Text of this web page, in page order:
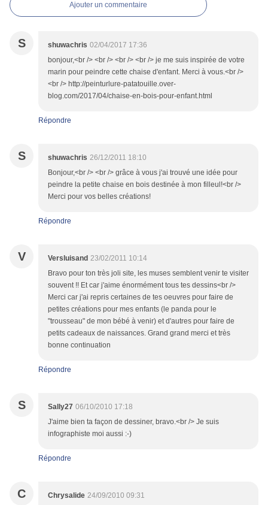
Ajouter un commentaire
S shuwachris 02/04/2017 17:36
bonjour,<br /> <br /> <br /> <br /> je me suis inspirée de votre
marin pour peindre cette chaise d'enfant. Merci à vous.<br />
<br /> http://peinturlure-patatouille.over-
blog.com/2017/04/chaise-en-bois-pour-enfant.html
Répondre
S shuwachris 26/12/2011 18:10
Bonjour,<br /> <br /> grâce à vous j'ai trouvé une idée pour
peindre la petite chaise en bois destinée à mon filleul!<br />
Merci pour vos belles créations!
Répondre
V Versluisand 23/02/2011 10:14
Bravo pour ton très joli site, les muses semblent venir te visiter
souvent !! Et car j'aime énormément tous tes dessins<br />
Merci car j'ai repris certaines de tes oeuvres pour faire de
petites créations pour mes enfants (le panda pour le
"trousseau" de mon bébé à venir) et d'autres pour faire de
petits cadeaux de naissances. Grand grand merci et très
bonne continuation
Répondre
S Sally27 06/10/2010 17:18
J'aime bien ta façon de dessiner, bravo.<br /> Je suis
infographiste moi aussi :-)
Répondre
C Chrysalide 24/09/2010 09:31